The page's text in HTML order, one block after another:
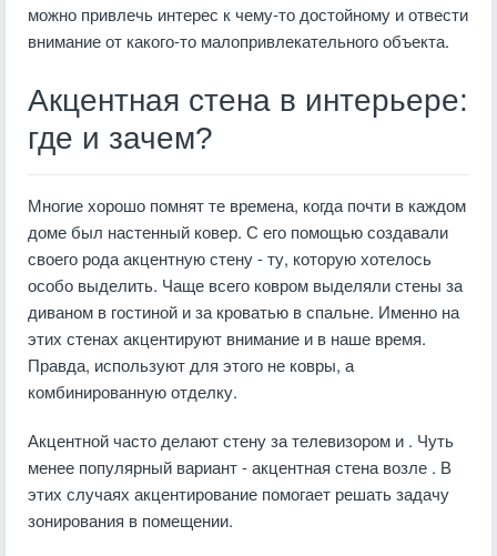
можно привлечь интерес к чему-то достойному и отвести
внимание от какого-то малопривлекательного объекта.
Акцентная стена в интерьере:
где и зачем?
Многие хорошо помнят те времена, когда почти в каждом
доме был настенный ковер. С его помощью создавали
своего рода акцентную стену - ту, которую хотелось
особо выделить. Чаще всего ковром выделяли стены за
диваном в гостиной и за кроватью в спальне. Именно на
этих стенах акцентируют внимание и в наше время.
Правда, используют для этого не ковры, а
комбинированную отделку.
Акцентной часто делают стену за телевизором и . Чуть
менее популярный вариант - акцентная стена возле . В
этих случаях акцентирование помогает решать задачу
зонирования в помещении.